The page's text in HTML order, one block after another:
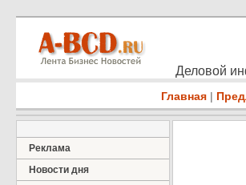
Деловой
Главная |
Реклама
Новости дня